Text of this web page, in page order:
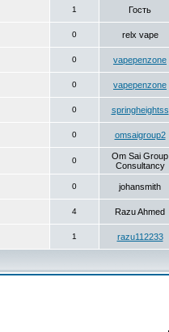
1 Гость
0 relx vape
0 vapepenzone
0 vapepenzone
0 springheightss
0 omsaigroup2
0
Om Sai Group
Consultancy
0 johansmith
4 Razu Ahmed
1 razu112233